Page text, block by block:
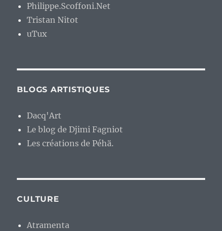
Philippe.Scoffoni.Net
Tristan Nitot
uTux
BLOGS ARTISTIQUES
Dacq'Art
Le blog de Djimi Fagniot
Les créations de Péhä.
CULTURE
Atramenta